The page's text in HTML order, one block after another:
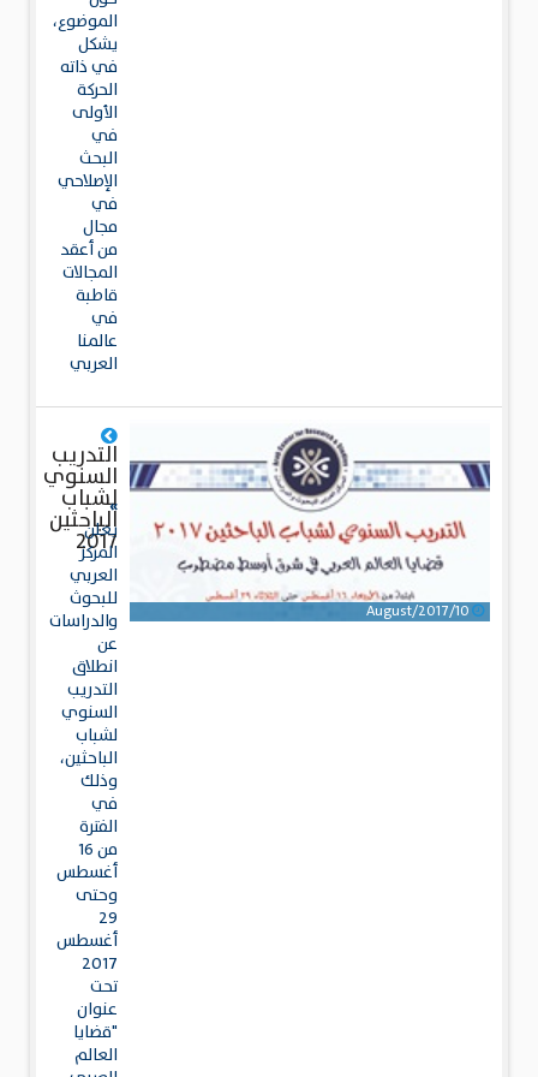
الموضوع،
يشكل
في ذاته
الحركة
الأولى
في
البحث
الإصلاحي
في
مجال
من أعقد
المجالات
قاطبة
في
عالمنا
العربي
التدريب
السنوي
لشباب
الباحثين
2017
»
يعلن
المركز
العربي
للبحوث
والدراسات
عن
انطلاق
التدريب
السنوي
لشباب
الباحثين،
وذلك
في
الفترة
من 16
أغسطس
وحتى
29
أغسطس
2017
تحت
عنوان
"قضايا
العالم